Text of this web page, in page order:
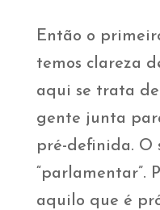
Então o
temos clareza
aqui se trata
gente junta
pré-definida. O
“parlamentar”.
aquilo que é